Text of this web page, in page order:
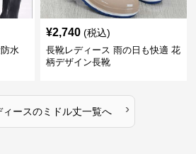
水
¥2,740 (税込)
長靴レディース 雨の日も快適 花
柄デザイン長靴
ースのミドル丈一覧へ ›